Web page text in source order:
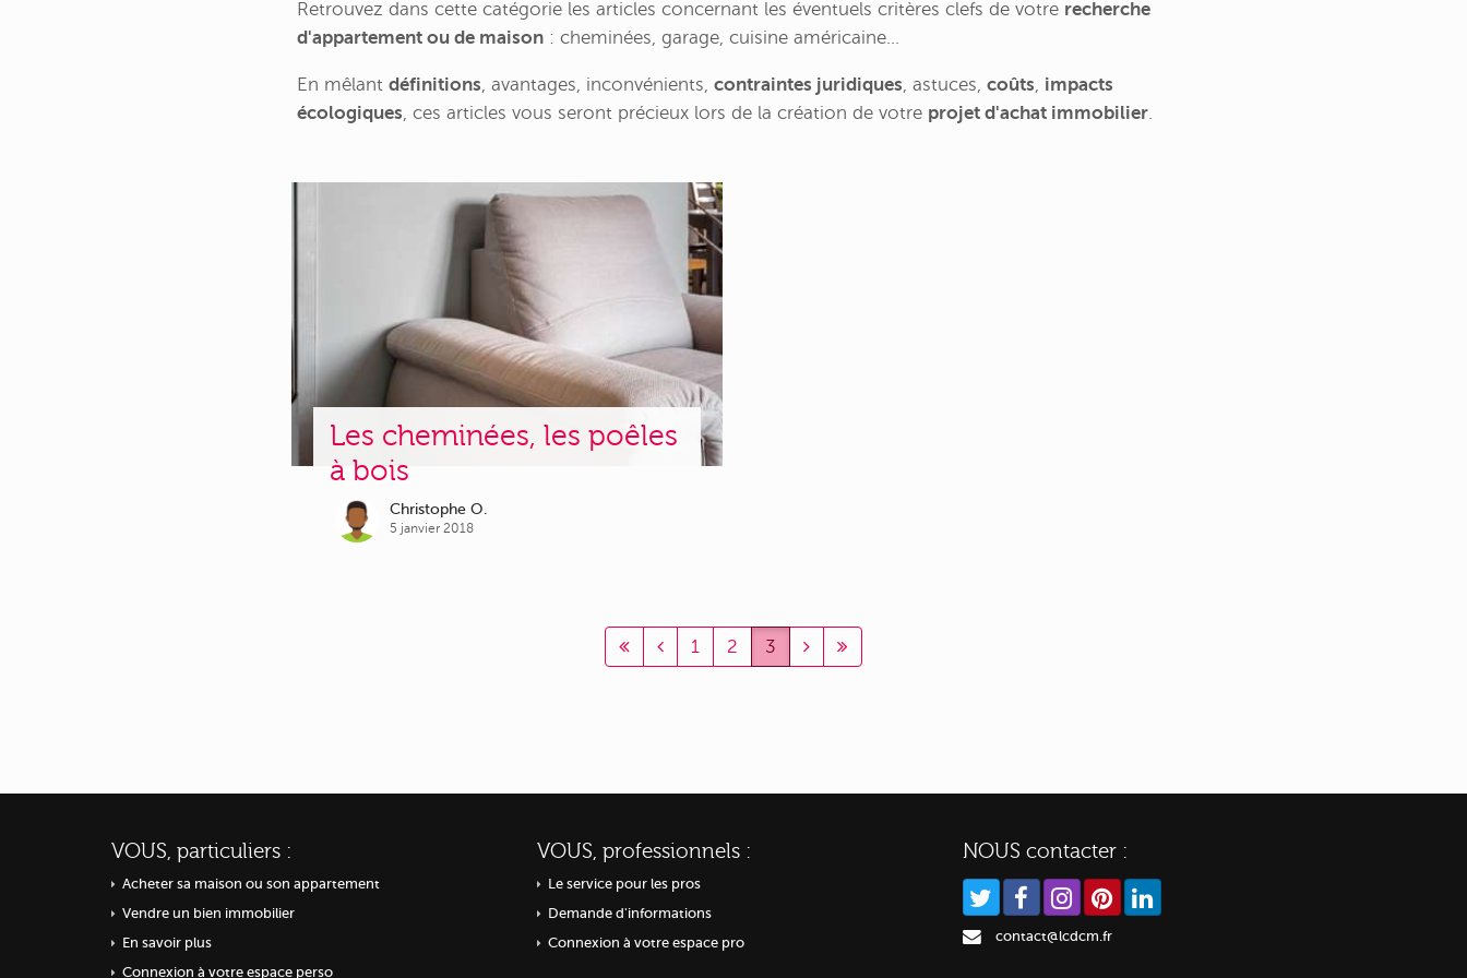
Retrouvez dans cette catégorie les articles concernant les éventuels critères clefs de votre recherche
d'appartement ou de maison : cheminées, garage, cuisine américaine...
En mêlant définitions , avantages, inconvénients, contraintes juridiques , astuces, coûts impacts
écologiques , ces articles vous seront précieux lors de la création de votre projet d'achat immobilier
Les cheminées, les poêles
à bois
Christophe O.
5 janvier 2018
1 2 3
VOUS, particuliers :
Acheter sa maison ou son appartement
Vendre un bien immobilier
En savoir plus
Connexion à votre espace perso
VOUS, professionnels :
Le service pour les pros
Demande d'informations
Connexion à votre espace pro
NOUS contacter :
contact@lcdcm.fr